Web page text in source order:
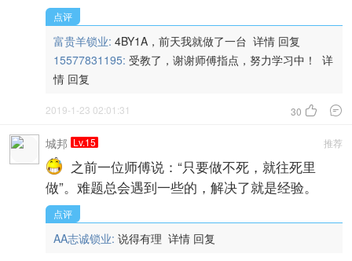
点评
富贵羊锁业: 4BY1A，前天我就做了一台 详情 回复
15577831195: 受教了，谢谢师傅指点，努力学习中！ 详
情 回复
30  
2019-1-23 02:01:31
推荐
城邦 Lv.15
之前一位师傅说：“只要做不死，就往死里
做”。难题总会遇到一些的，解决了就是经验。
点评
AA志诚锁业: 说得有理 详情 回复